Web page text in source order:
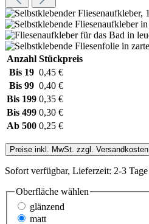
Anzahl Stückpreis
Bis 19 0,45 €
Bis 99 0,40 €
Bis 199 0,35 €
Bis 499 0,30 €
Ab 500 0,25 €
Preise inkl. MwSt. zzgl. Versandkosten
Sofort verfügbar, Lieferzeit: 2-3 Tage
Oberfläche wählen
glänzend
matt